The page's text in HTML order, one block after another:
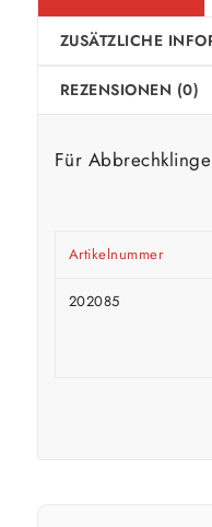
ZUSÄTZLICHE
REZENSIONEN (0)
Für
Artikelnummer
202085